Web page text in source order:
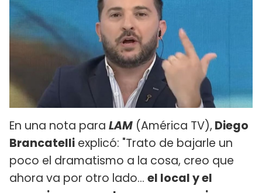
En una nota para LAM (América TV), Diego
Brancatelli explicó: "Trato de bajarle un
poco el dramatismo a la cosa, creo que
ahora va por otro lado... el local y el